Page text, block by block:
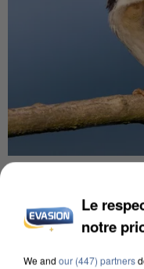
APRÈS TOUTES
DE FAUNE
Le
notre
We and our (447) partners